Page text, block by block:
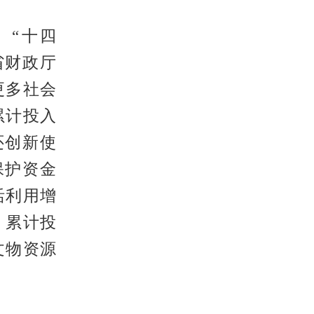
“十四
政厅
多社会
投入
新使
资金
利用增
累计投
物资源